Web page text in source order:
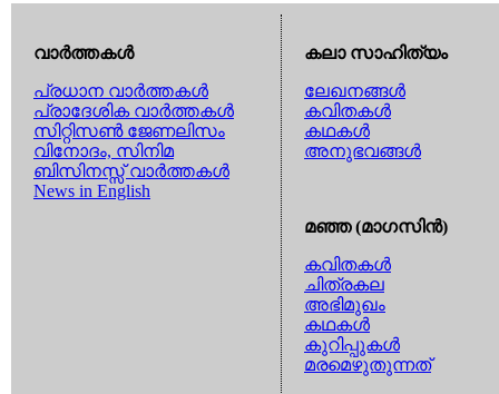
വാര്‍ത്തകള്‍
പ്രധാന വാര്‍ത്തകള്‍
പ്രാദേശിക വാര്‍ത്തകള്‍
സിറ്റിസണ്‍ ജേണലിസം
വിനോദം, സിനിമ
ബിസിനസ്സ് വാര്‍ത്തകള്‍
News in English
കലാ സാഹിത്യം
ലേഖനങ്ങള്‍
കവിതകള്‍
കഥകള്‍
അനുഭവങ്ങള്‍
മഞ്ഞ (മാഗസിന്‍)
കവിതകള്‍
ചിത്രകല
അഭിമുഖം
കഥകള്‍
കുറിപ്പുകള്‍
മരമെഴുതുന്നത്